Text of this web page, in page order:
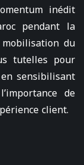
inédit
pendant la
du
tutelles pour
sensibilisant
de
client.